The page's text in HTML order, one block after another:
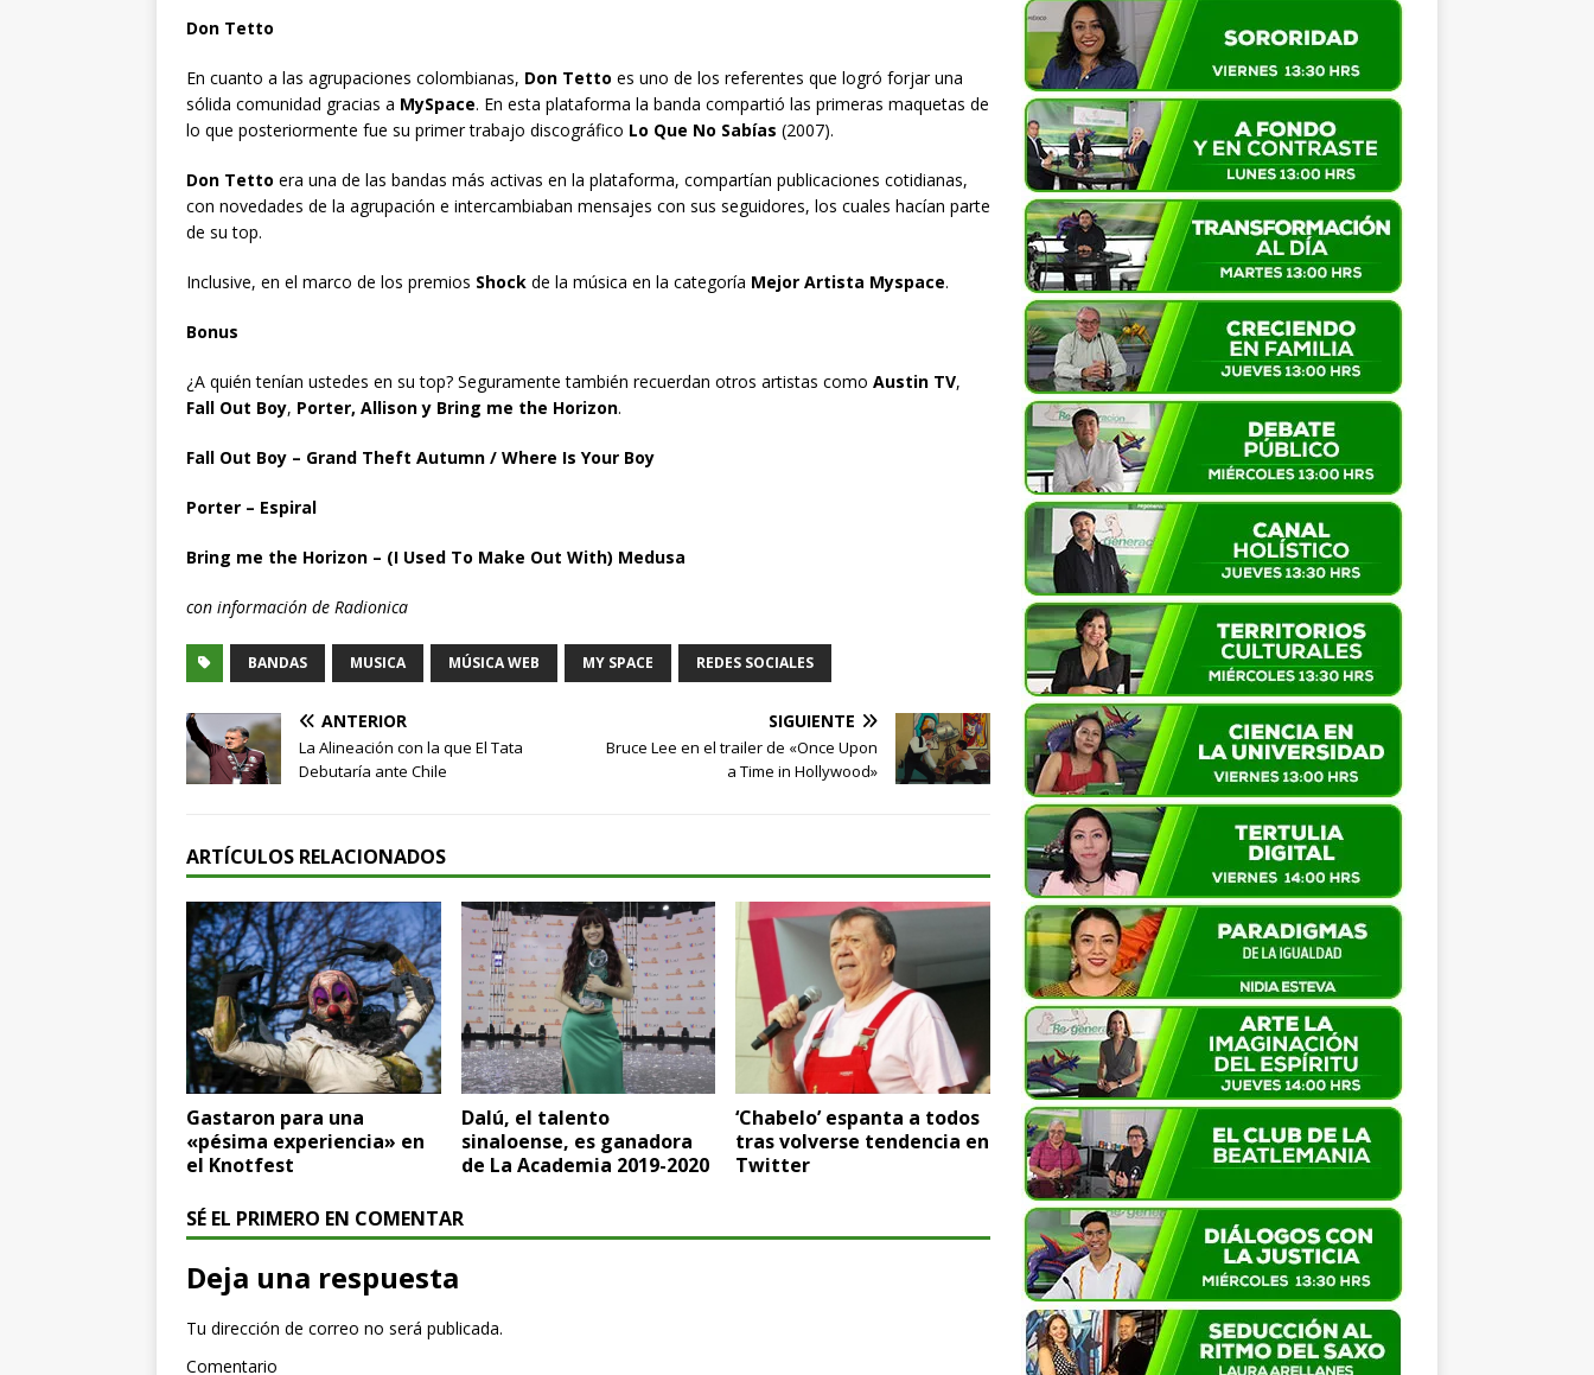
Don Tetto
En cuanto a las agrupaciones colombianas, Don Tetto es uno de los referentes que logró forjar una
sólida comunidad gracias a MySpace. En esta plataforma la banda compartió las primeras maquetas de
lo que posteriormente fue su primer trabajo discográfico Lo Que No Sabías (2007).
Don Tetto era una de las bandas más activas en la plataforma, compartían publicaciones cotidianas,
con novedades de la agrupación e intercambiaban mensajes con sus seguidores, los cuales hacían parte
de su top.
Inclusive, en el marco de los premios Shock de la música en la categoría Mejor Artista Myspace.
Bonus
¿A quién tenían ustedes en su top? Seguramente también recuerdan otros artistas como Austin TV,
Fall Out Boy, Porter, Allison y Bring me the Horizon.
Fall Out Boy – Grand Theft Autumn / Where Is Your Boy
Porter – Espiral
Bring me the Horizon – (I Used To Make Out With) Medusa
con información de Radionica
BANDAS MUSICA MÚSICA WEB MY SPACE REDES SOCIALES
ANTERIOR
La Alineación con la que El Tata
Debutaría ante Chile
SIGUIENTE
Bruce Lee en el trailer de «Once Upon
a Time in Hollywood»
ARTÍCULOS RELACIONADOS
Gastaron para una
«pésima experiencia» en
el Knotfest
Dalú, el talento
sinaloense, es ganadora
de La Academia 2019-2020
‘Chabelo’ espanta a todos
tras volverse tendencia en
Twitter
SÉ EL PRIMERO EN COMENTAR
Deja una respuesta
Tu dirección de correo no será publicada.
Comentario